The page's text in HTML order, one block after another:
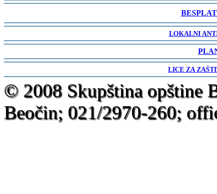
-
-
LOKALNI
-
-
LICE ZA
© 2008 Skupština opštine
Beočin; 021/2970-260;